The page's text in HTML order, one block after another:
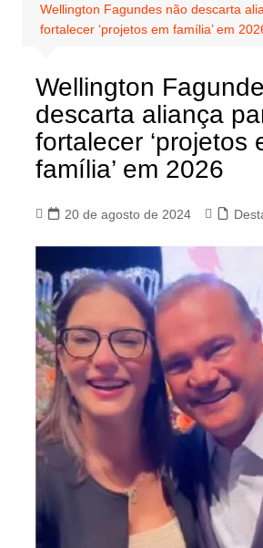
Wellington Fagundes não descarta
fortalecer ‘projetos em família’ em
Wellington
descarta aliança
fortalecer ‘projetos
família’ em 2026
20 de agosto de 2024